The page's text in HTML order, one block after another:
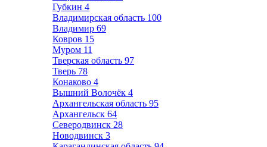
Губкин 4
Владимирская область 100
Владимир 69
Ковров 15
Муром 11
Тверская область 97
Тверь 78
Конаково 4
Вышний Волочёк 4
Архангельская область 95
Архангельск 64
Северодвинск 28
Новодвинск 3